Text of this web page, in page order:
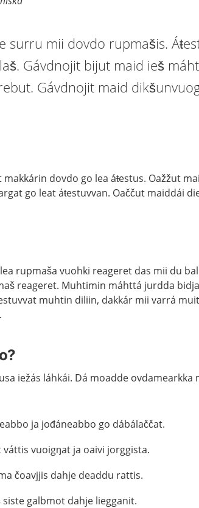
surru mii dovdo rupmašis.
Gávdnojit bijut maid ieš
Gávdnojit maid
dovdo go lea áŧestus. Oažžut
go leat áŧestuvvan. Oaččut maiddái
lea rupmaša vuohki reageret das mii du
reageret. Muhtimin máhttá jurdda
muhtin diliin, dakkár mii varrá
iežás láhkái. Dá moadde ovdamearkka
ja jođáneabbo go dábálaččat.
vuoigŋat ja oaivi jorggista.
čoavjjis dahje deaddu rattis.
galbmot dahje liegganit.